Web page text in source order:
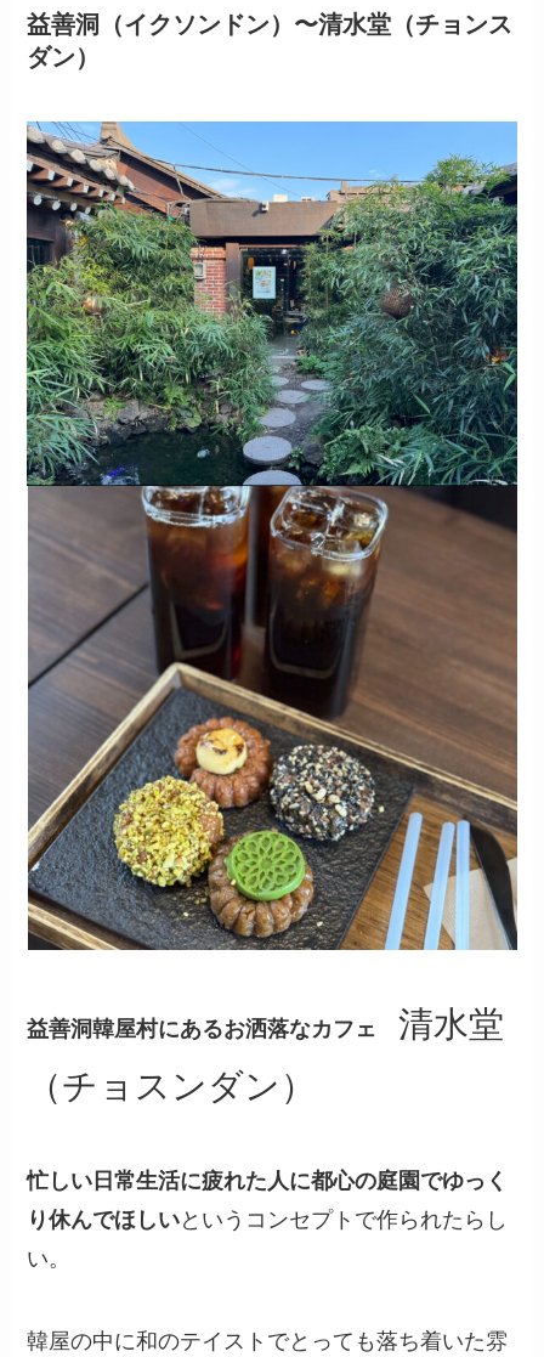
益善洞（イクソンドン）〜清水堂（チョンス
ダン）
益善洞韓屋村にあるお洒落なカフェ
清水堂
（チョスンダン）
忙しい日常生活に疲れた人に都心の庭園でゆっく
り休んでほしいというコンセプトで作られたらし
い。
韓屋の中に和のテイストでとっても落ち着いた雰